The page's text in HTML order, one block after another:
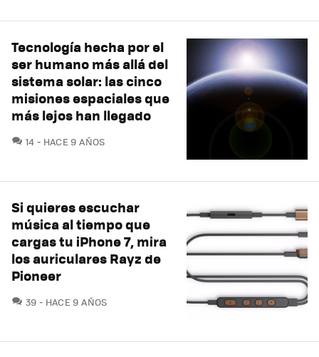
Tecnología hecha por el
ser humano más allá del
sistema solar: las cinco
misiones espaciales que
más lejos han llegado
14 COMENTARIOS
HACE 9 AÑOS
Si quieres escuchar
música al tiempo que
cargas tu iPhone 7, mira
los auriculares Rayz de
Pioneer
39 COMENTARIOS
HACE 9 AÑOS